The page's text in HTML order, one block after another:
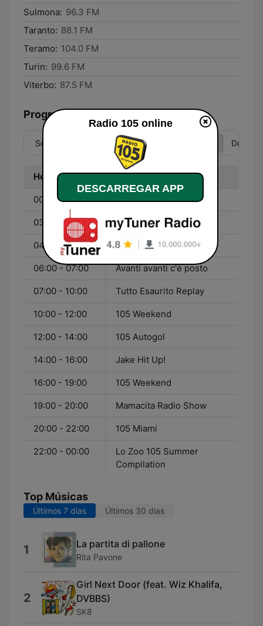
Sulmona: 96.3 FM
Taranto: 88.1 FM
Teramo: 104.0 FM
Turin: 99.6 FM
Viterbo: 87.5 FM
Programação
Seg Qua Qui Dom
Hora Programa
00:00 - 03:00 105 Indaklubb
03:00 - 04:00 105 Mi Casa Best
04:00 - 06:00 105 Take Away Best
06:00 - 07:00 Avanti avanti c'è posto
07:00 - 10:00 Tutto Esaurito Replay
10:00 - 12:00 105 Weekend
12:00 - 14:00 105 Autogol
14:00 - 16:00 Jake Hit Up!
16:00 - 19:00 105 Weekend
19:00 - 20:00 Mamacita Radio Show
20:00 - 22:00 105 Miami
22:00 - 00:00
Lo Zoo 105 Summer
Compilation
Top Músicas
Últimos 7 dias Últimos 30 dias
1 La partita di pallone
Rita Pavone
2
Girl Next Door (feat. Wiz Khalifa,
DVBBS)
SK8
Radio 105 online
DESCARREGAR APP